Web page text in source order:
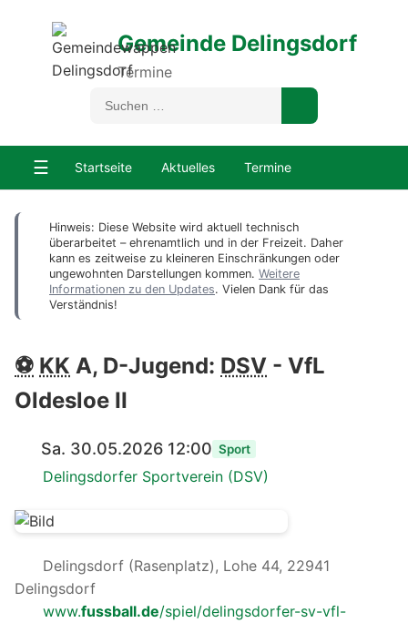
Gemeinde Delingsdorf
Termine
☰ Startseite Aktuelles Termine
Hinweis: Diese Website wird aktuell technisch
überarbeitet – ehrenamtlich und in der Freizeit. Daher
kann es zeitweise zu kleineren Einschränkungen oder
ungewohnten Darstellungen kommen. Weitere
Informationen zu den Updates. Vielen Dank für das
Verständnis!
⚽ KK A, D-Jugend: DSV - VfL
Oldesloe II
Sa. 30.05.2026 12:00 Sport
Delingsdorfer Sportverein (DSV)
Delingsdorf (Rasenplatz), Lohe 44, 22941
Delingsdorf
www.fussball.de/spiel/delingsdorfer-sv-vfl-